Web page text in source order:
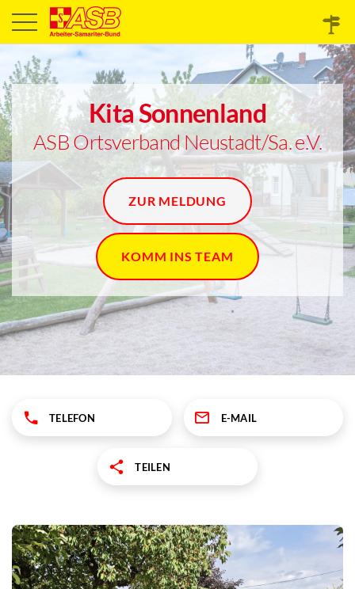
Kita Sonnenland
ASB Ortsverband Neustadt/Sa. e.V.
ZUR MELDUNG
KOMM INS TEAM
TELEFON E-MAIL
TEILEN